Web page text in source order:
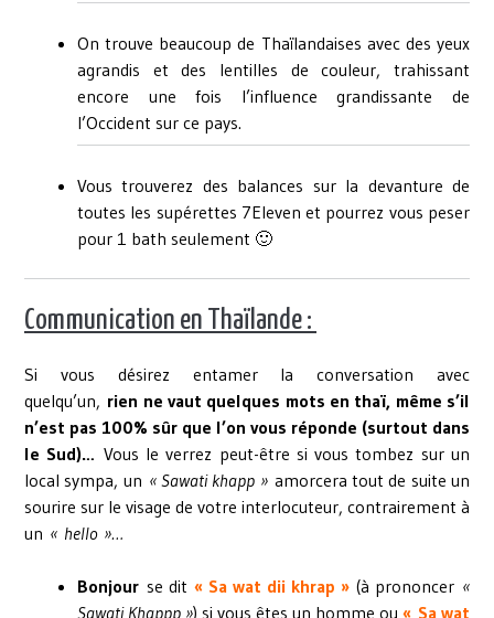
On trouve beaucoup de Thaïlandaises avec des yeux
agrandis et des lentilles de couleur, trahissant
encore une fois l’influence grandissante de
l’Occident sur ce pays.
Vous trouverez des balances sur la devanture de
toutes les supérettes 7Eleven et pourrez vous peser
pour 1 bath seulement 🙂
Communication en Thaïlande :
Si vous désirez entamer la conversation avec
quelqu’un, rien ne vaut quelques mots en thaï, même s’il
n’est pas 100% sûr que l’on vous réponde (surtout dans
le Sud)… Vous le verrez peut-être si vous tombez sur un
local sympa, un « Sawati khapp »amorcera tout de suite un
sourire sur le visage de votre interlocuteur, contrairement à
un « hello »…
Bonjour se dit« Sa wat dii khrap »(à prononcer «
Sawati Khappp ») si vous êtes un homme ou « Sa wat